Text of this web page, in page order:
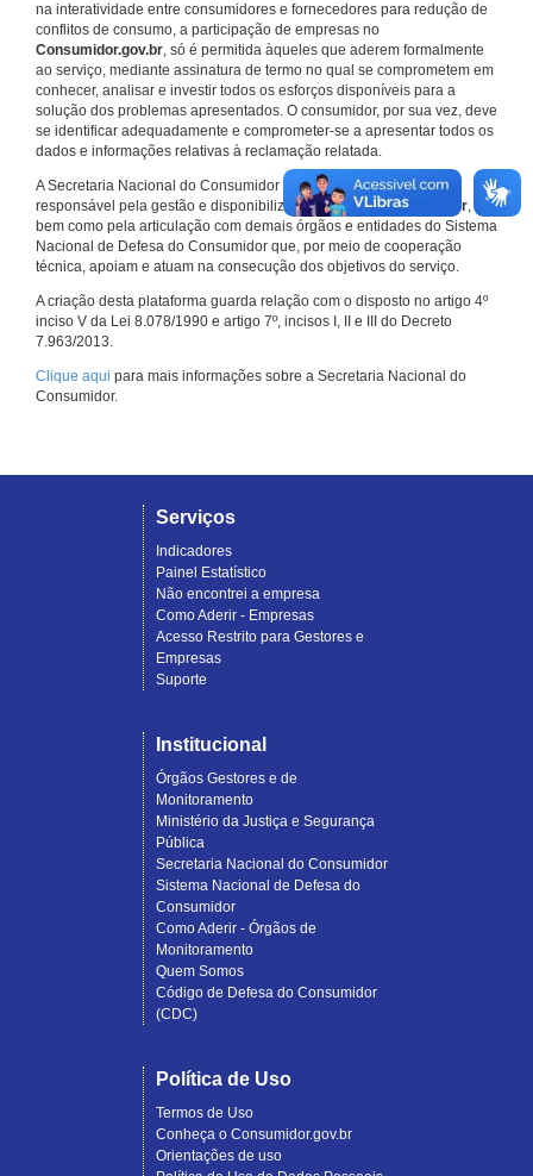
na interatividade entre consumidores e fornecedores para redução de
conflitos de consumo, a participação de empresas no
Consumidor.gov.br, só é permitida àqueles que aderem formalmente
ao serviço, mediante assinatura de termo no qual se comprometem em
conhecer, analisar e investir todos os esforços disponíveis para a
solução dos problemas apresentados. O consumidor, por sua vez, deve
se identificar adequadamente e comprometer-se a apresentar todos os
dados e informações relativas à reclamação relatada.
A Secretaria Nacional do Consumidor do Ministério da Justiça é a
responsável pela gestão e disponibilização doConsumidor.gov.br,
bem como pela articulação com demais órgãos e entidades do Sistema
Nacional de Defesa do Consumidor que, por meio de cooperação
técnica, apoiam e atuam na consecução dos objetivos do serviço.
A criação desta plataforma guarda relação com o disposto no artigo 4º
inciso V da Lei 8.078/1990 e artigo 7º, incisos I, II e III do Decreto
7.963/2013.
Clique aqui para mais informações sobre a Secretaria Nacional do
Consumidor.
Serviços
Indicadores
Painel Estatístico
Não encontrei a empresa
Como Aderir - Empresas
Acesso Restrito para Gestores e
Empresas
Suporte
Institucional
Órgãos Gestores e de
Monitoramento
Ministério da Justiça e Segurança
Pública
Secretaria Nacional do Consumidor
Sistema Nacional de Defesa do
Consumidor
Como Aderir - Órgãos de
Monitoramento
Quem Somos
Código de Defesa do Consumidor
(CDC)
Política de Uso
Termos de Uso
Conheça o Consumidor.gov.br
Orientações de uso